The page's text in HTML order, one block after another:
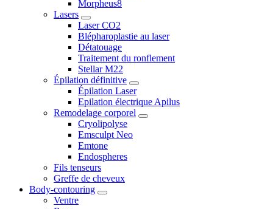
Morpheus8
Lasers
Laser CO2
Blépharoplastie au laser
Détatouage
Traitement du ronflement
Stellar M22
Épilation définitive
Épilation Laser
Epilation électrique Apilus
Remodelage corporel
Cryolipolyse
Emsculpt Neo
Emtone
Endospheres
Fils tenseurs
Greffe de cheveux
Body-contouring
Ventre